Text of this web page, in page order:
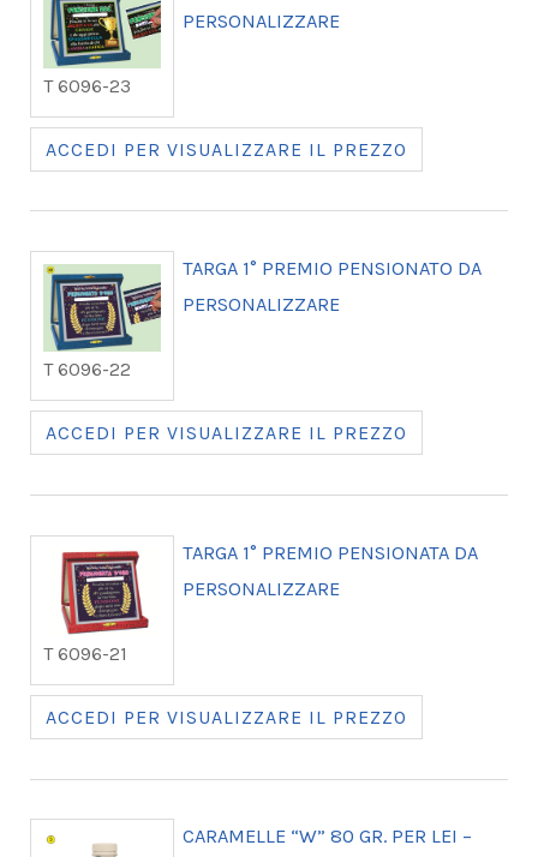
T 6096-23
PERSONALIZZARE
ACCEDI PER VISUALIZZARE IL PREZZO
T 6096-22
TARGA 1° PREMIO PENSIONATO DA
PERSONALIZZARE
ACCEDI PER VISUALIZZARE IL PREZZO
T 6096-21
TARGA 1° PREMIO PENSIONATA DA
PERSONALIZZARE
ACCEDI PER VISUALIZZARE IL PREZZO
CARAMELLE “W” 80 GR. PER LEI –